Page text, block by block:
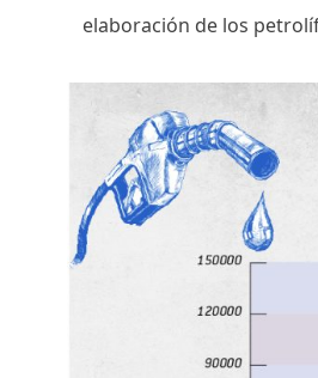
elaboración de los